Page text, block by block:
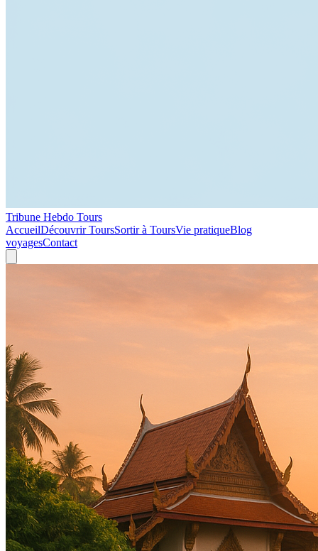
Tribune Hebdo Tours
AccueilDécouvrir ToursSortir à ToursVie pratiqueBlog
voyagesContact